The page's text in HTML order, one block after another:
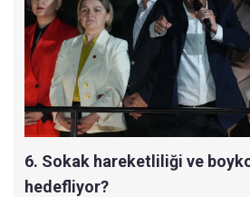
6. Sokak hareketliliği ve
hedefliyor?